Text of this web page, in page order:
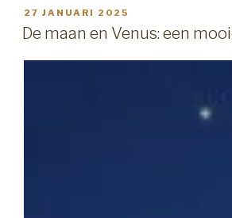
GEPLAATST
OP
27 JANUARI 2025
De maan en Venus: een